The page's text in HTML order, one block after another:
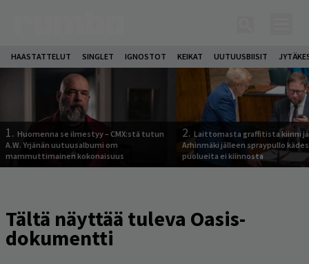
HAASTATTELUT SINGLET IGNOSTOT KEIKAT UUTUUSBIISIT
1. Huomenna se ilmestyy – CMX:stä tutun
A.W. Yrjänän uutuusalbumi om
mammuttimainen kokonaisuus
2. Laittomasta graffitista kiinni
Arhinmäki jälleen spraypullo
puolueita ei kiinnosta
Tältä näyttää tuleva Oasis-
dokumentti